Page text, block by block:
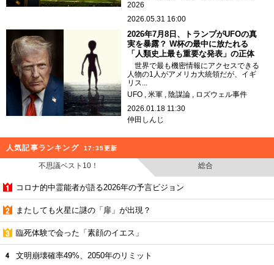
2026
2026.05.31 16:00
2026年7月8日、トランプがUFOの真
実を暴露？ W杯の最中に放たれる
「人類史上最も重要な発表」の正体
世界で最も機密情報にアクセスできる
人物の1人がアメリカ大統領だが、イギ
リス...
UFO
米軍 陰謀論
ロズウェル事件
2026.01.18 11:30
仲田しんじ
人気記事ランキング 17:35更新
不思議ベスト10！ 総合
コロナ的中霊能者が語る2026年の予言ビジョン
またしても火星に謎の「扉」が出現？
臨死体験で会った「素顔のイエス」
文明崩壊確率49%、2050年のリミット